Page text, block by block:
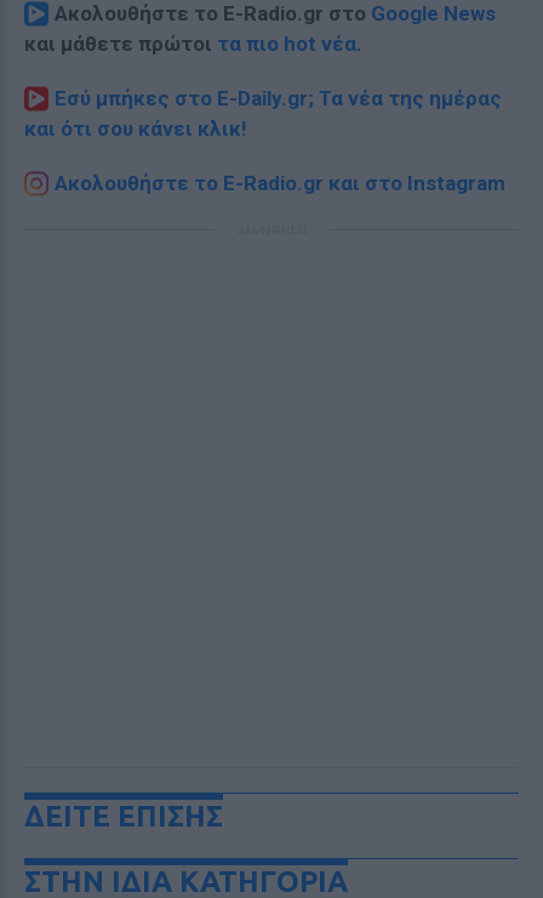
Ακολουθήστε το E-Radio.gr στο Google News
και μάθετε πρώτοι τα πιο hot νέα.
Εσύ μπήκες στο E-Daily.gr; Τα νέα της ημέρας
και ότι σου κάνει κλικ!
Ακολουθήστε το E-Radio.gr και στο Instagram
ΔΕΙΤΕ ΕΠΙΣΗΣ
ΣΤΗΝ ΙΔΙΑ ΚΑΤΗΓΟΡΙΑ